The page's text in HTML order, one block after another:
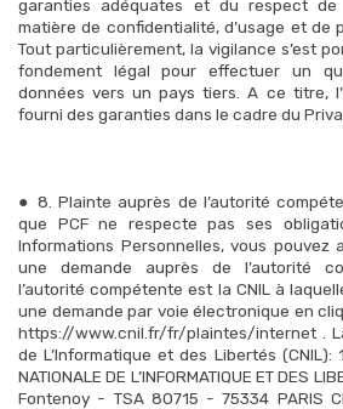
garanties adéquates et du respect
matière de confidentialité, d’usage et de
Tout particulièrement, la vigilance s’est
fondement légal pour effectuer un
données vers un pays tiers. A ce titre,
fourni des garanties dans le cadre du
● 8. Plainte auprès de l’autorité
que PCF ne respecte pas ses
Informations Personnelles, vous pouvez
une demande auprès de l’autorité
l’autorité compétente est la CNIL à
une demande par voie électronique en
https://www.cnil.fr/fr/plaintes/internet .
de L’Informatique et des Libertés (CNIL):
NATIONALE DE L’INFORMATIQUE ET DES
Fontenoy - TSA 80715 - 75334 PARIS